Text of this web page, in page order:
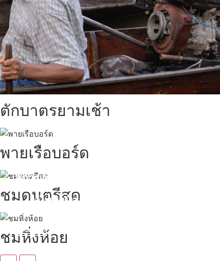
นับหิ่งห้อย ร้อยลำพู ดูพระจันทร์
ตักบาตรยามเช้า
พายเรือบอร์ด
ชมดนตรีสด
ชมหิ่งห้อย
สถานที่ท่องเที่ยวรอบรีสอร์ท
"ตลาดน้ำอัมพวา"
ดูทั้งหมด